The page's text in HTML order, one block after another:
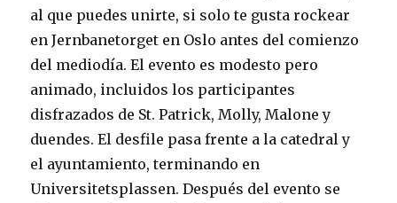
al que puedes unirte, si solo te gusta rockear
en Jernbanetorget en Oslo antes del comienzo
del mediodía. El evento es modesto pero
animado, incluidos los participantes
disfrazados de St. Patrick, Molly, Malone y
duendes. El desfile pasa frente a la catedral y
el ayuntamiento, terminando en
Universitetsplassen. Después del evento se